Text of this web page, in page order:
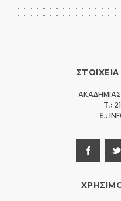
T.:
E.: